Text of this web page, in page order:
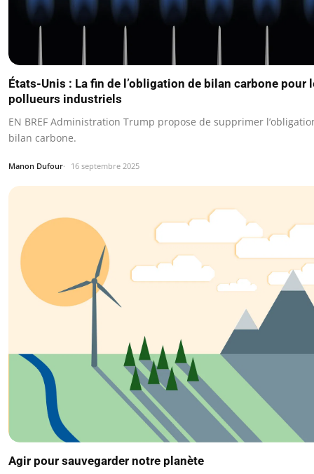
États-Unis : La fin de l’obligation de bilan carbone pour
pollueurs industriels
EN BREF Administration Trump propose de supprimer
bilan carbone.
Manon Dufour 16 septembre 2025
Agir pour sauvegarder notre planète